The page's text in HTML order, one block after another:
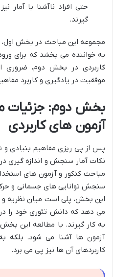
حتی افراد ناآشنا با آمار
گیرند.
مجموعه این مباحث در بخش
به خواننده می بخشد که برای
کاربردی در بخش دوم،
موفقیت در یادگیری و کاربرد
بخش دوم: جزئیات
آزمون های کاربردی
پس از پی ریزی مفاهیم بنیادی
نکات آمار سنجش و اندازه گیری
مباحث کنکور و آزمون های
سنجش توانایی های جسمانی و
این بخش، پلی است میان نظریه و
می دهد که دانش تئوری خود را
به کار گیرند. با مطالعه این
آزمون ها آشنا می شود، بلکه
کاربردهای آن ها نیز پی می برد.